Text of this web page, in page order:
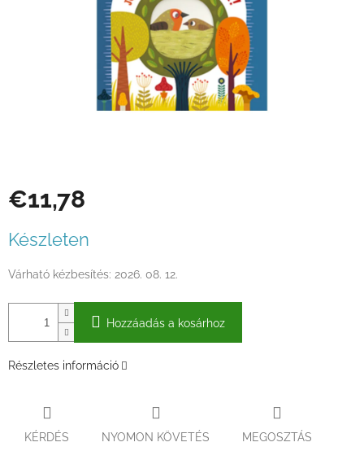
€11,78
Készleten
Várható kézbesítés: 2026. 08. 12.
Hozzáadás a kosárhoz
Részletes információ
KÉRDÉS NYOMON KÖVETÉS MEGOSZTÁS